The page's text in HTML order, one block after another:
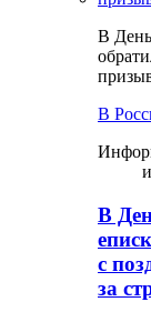
В
В
В
с
за